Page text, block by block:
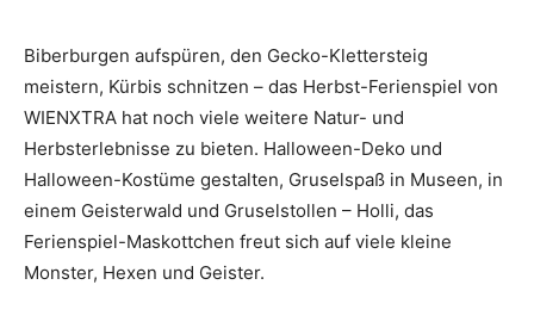
Biberburgen aufspüren, den Gecko-Klettersteig
meistern, Kürbis schnitzen – das Herbst-Ferienspiel von
WIENXTRA hat noch viele weitere Natur- und
Herbsterlebnisse zu bieten. Halloween-Deko und
Halloween-Kostüme gestalten, Gruselspaß in Museen, in
einem Geisterwald und Gruselstollen – Holli, das
Ferienspiel-Maskottchen freut sich auf viele kleine
Monster, Hexen und Geister.